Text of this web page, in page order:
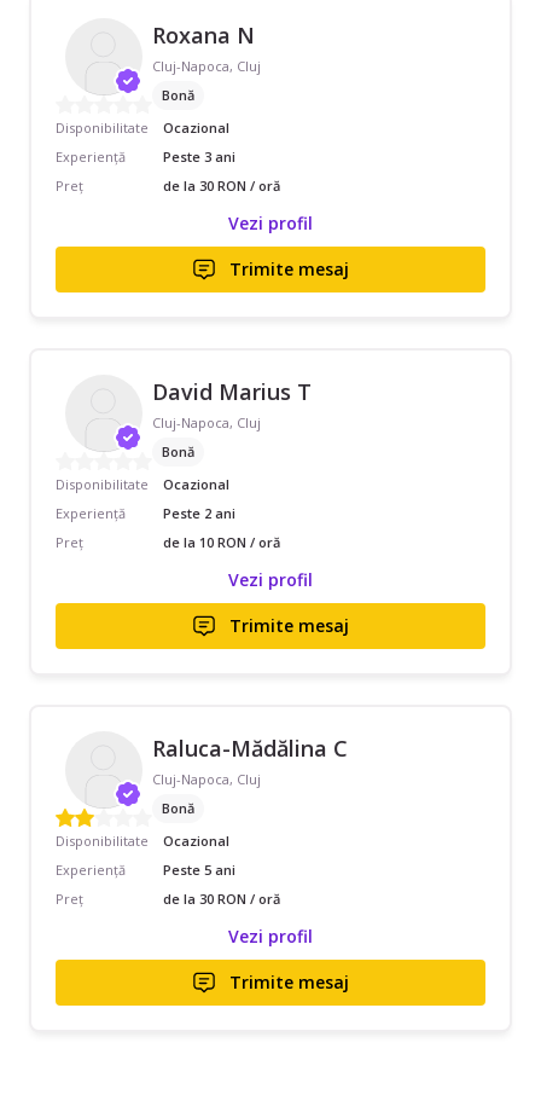
Roxana N
Cluj-Napoca, Cluj
Bonă
Disponibilitate
Ocazional
Experiență
Peste 3 ani
Preț
de la 30 RON / oră
Vezi profil
Trimite mesaj
David Marius T
Cluj-Napoca, Cluj
Bonă
Disponibilitate
Ocazional
Experiență
Peste 2 ani
Preț
de la 10 RON / oră
Vezi profil
Trimite mesaj
Raluca-Mădălina C
Cluj-Napoca, Cluj
Bonă
Disponibilitate
Ocazional
Experiență
Peste 5 ani
Preț
de la 30 RON / oră
Vezi profil
Trimite mesaj